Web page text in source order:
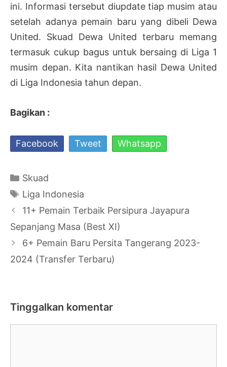
ini. Informasi tersebut diupdate tiap musim atau
setelah adanya pemain baru yang dibeli Dewa
United. Skuad Dewa United terbaru memang
termasuk cukup bagus untuk bersaing di Liga 1
musim depan. Kita nantikan hasil Dewa United
di Liga Indonesia tahun depan.
Bagikan :
Facebook Tweet Whatsapp
Kategori
Skuad
Tag
Liga Indonesia
Navigasi
Tulisan
11+ Pemain Terbaik Persipura Jayapura
Sepanjang Masa (Best XI)
6+ Pemain Baru Persita Tangerang 2023-
2024 (Transfer Terbaru)
Tinggalkan komentar